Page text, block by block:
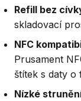
Refill bez
skladovací
NFC
Prusament
štítek s daty o
Nízké